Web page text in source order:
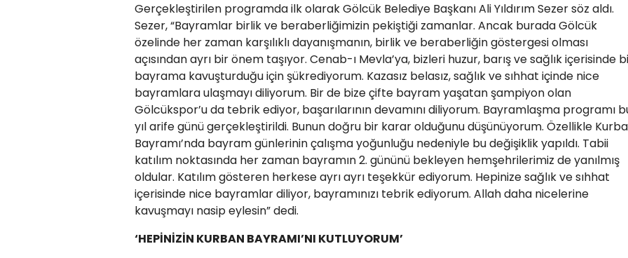
Gerçekleştirilen programda ilk olarak Gölcük Belediye Başkanı Ali Yıldırım Sezer söz aldı.
Sezer, “Bayramlar birlik ve beraberliğimizin pekiştiği zamanlar. Ancak burada Gölcük
özelinde her zaman karşılıklı dayanışmanın, birlik ve beraberliğin göstergesi olması
açısından ayrı bir önem taşıyor. Cenab-ı Mevla’ya, bizleri huzur, barış ve sağlık içerisinde
bayrama kavuşturduğu için şükrediyorum. Kazasız belasız, sağlık ve sıhhat içinde nice
bayramlara ulaşmayı diliyorum. Bir de bize çifte bayram yaşatan şampiyon olan
Gölcükspor’u da tebrik ediyor, başarılarının devamını diliyorum. Bayramlaşma programı
yıl arife günü gerçekleştirildi. Bunun doğru bir karar olduğunu düşünüyorum. Özellikle
Bayramı’nda bayram günlerinin çalışma yoğunluğu nedeniyle bu değişiklik yapıldı. Tabii
katılım noktasında her zaman bayramın 2. gününü bekleyen hemşehrilerimiz de yanılmış
oldular. Katılım gösteren herkese ayrı ayrı teşekkür ediyorum. Hepinize sağlık ve sıhhat
içerisinde nice bayramlar diliyor, bayramınızı tebrik ediyorum. Allah daha nicelerine
kavuşmayı nasip eylesin” dedi.
‘HEPİNİZİN KURBAN BAYRAMI’NI KUTLUYORUM’